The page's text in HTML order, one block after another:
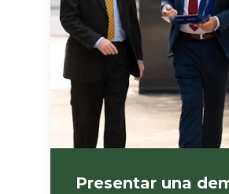
Presentar una